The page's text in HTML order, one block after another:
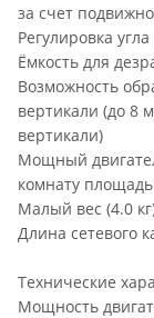
за счет
Регулировка
Ёмкость для
Возможность
вертикали (до 8
вертикали)
Мощный
комнату
Малый вес (4.0
Длина сетевого
Технические
Мощность